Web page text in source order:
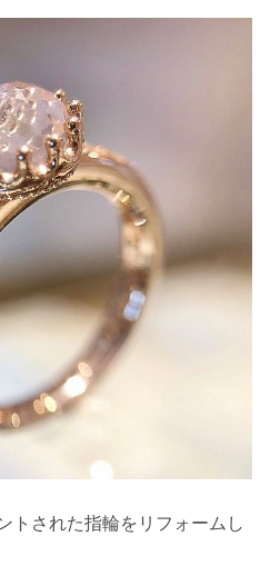
トされた指輪をリフォームし